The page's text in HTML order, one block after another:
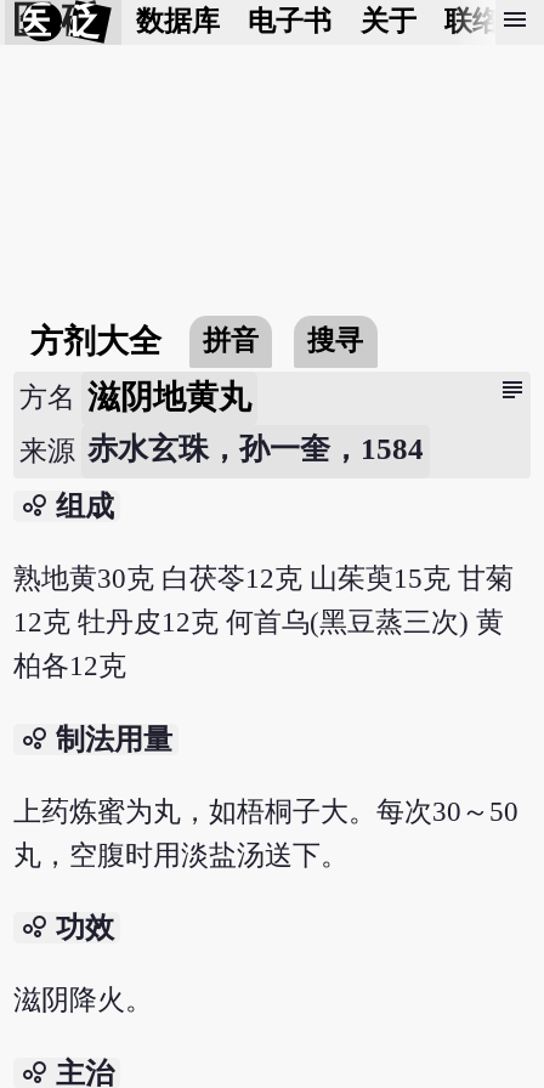
医 砭 数据库 电子书 关于 联络我
menu
方剂大全 拼音 搜寻
subject
方名 滋阴地黄丸
来源 赤水玄珠，孙一奎，1584
bubble_chart 组成
熟地黄30克 白茯苓12克 山茱萸15克 甘菊
12克 牡丹皮12克 何首乌(黑豆蒸三次) 黄
柏各12克
bubble_chart 制法用量
上药炼蜜为丸，如梧桐子大。每次30～50
丸，空腹时用淡盐汤送下。
bubble_chart 功效
滋阴降火。
bubble_chart 主治